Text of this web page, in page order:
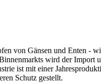
von Gänsen und Enten -
wird der Import
ist mit einer
Schutz gestellt.